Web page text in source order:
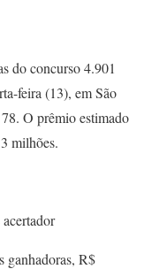
do concurso 4.901
feira (13), em São
O prêmio estimado
milhões.
ganhadoras, R$